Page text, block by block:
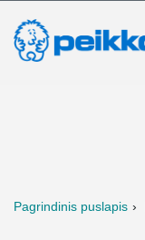
Pagrindinis puslapis